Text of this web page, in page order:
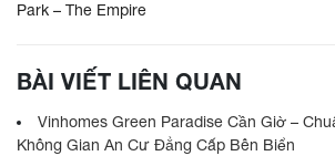
Park – The Empire
BÀI VIẾT LIÊN QUAN
Vinhomes Green Paradise Cần Giờ –
Không Gian An Cư Đẳng Cấp Bên Biển